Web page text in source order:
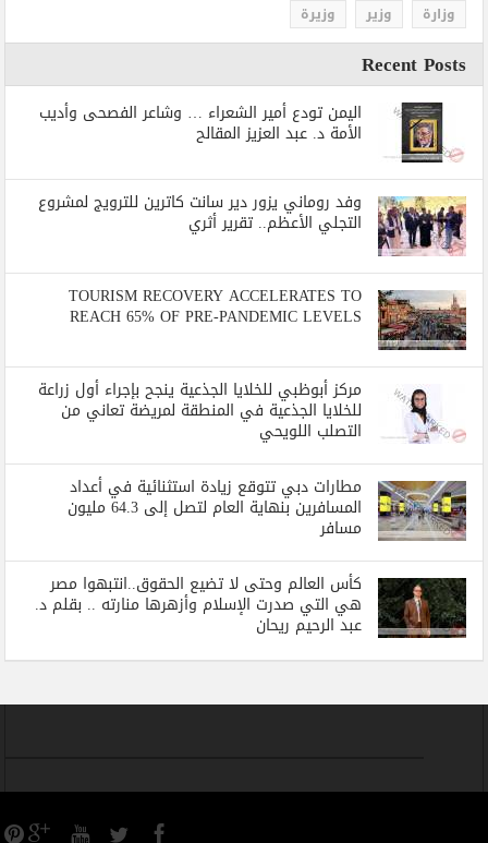
وزارة
وزير وزيرة
Recent Posts
اليمن تودع أمير الشعراء … وشاعر الفصحى وأديب
الأمة د. عبد العزيز المقالح
وفد روماني يزور دير سانت كاترين للترويج لمشروع
التجلي الأعظم.. تقرير أثري
TOURISM RECOVERY ACCELERATES TO
REACH 65% OF PRE-PANDEMIC LEVELS
مركز أبوظبي للخلايا الجذعية ينجح بإجراء أول زراعة
للخلايا الجذعية في المنطقة لمريضة تعاني من
التصلب اللويحي
مطارات دبي تتوقع زيادة استثنائية في أعداد
المسافرين بنهاية العام لتصل إلى 64.3 مليون
مسافر
كأس العالم وحتى لا تضيع الحقوق..انتبهوا مصر
هي التي صدرت الإسلام وأزهرها منارته .. بقلم د.
عبد الرحيم ريحان